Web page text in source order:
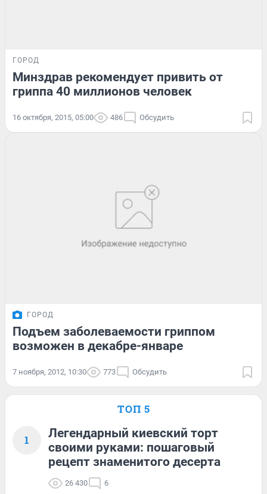
ГОРОД
Минздрав рекомендует привить от
гриппа 40 миллионов человек
16 октября, 2015, 05:00 486 Обсудить
ГОРОД
Подъем заболеваемости гриппом
возможен в декабре-январе
7 ноября, 2012, 10:30 773 Обсудить
ТОП 5
1
Легендарный киевский торт
своими руками: пошаговый
рецепт знаменитого десерта
26 430 6